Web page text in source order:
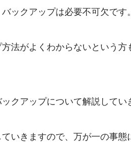
ックアップは必要不可欠です。
法がよくわからないという方
クアップについて解説してい
いきますので、万が一の事態